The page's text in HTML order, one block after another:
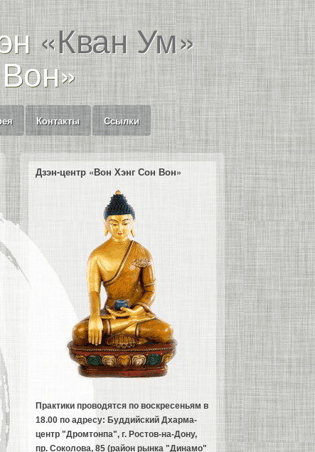
«Кван Ум»
Контакты Ссылки
Дзэн-центр «Вон Хэнг Сон Вон»
Практики проводятся по воскресеньям в
18.00 по адресу: Буддийский Дхарма-
центр "Дромтонпа", г. Ростов-на-Дону,
пр. Соколова, 85 (район рынка "Динамо"